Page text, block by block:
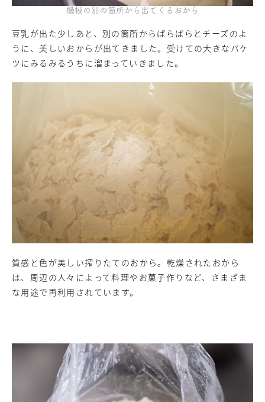
機械の別の箇所から出てくるおから
豆乳が出た少しあと、別の箇所からぱらぱらとチーズのよ
うに、美しいおからが出てきました。受けての大きなバケ
ツにみるみるうちに溜まっていきました。
質感と色が美しい搾りたてのおから。乾燥されたおから
は、周辺の人々によって料理やお菓子作りなど、さまざま
な用途で再利用されています。